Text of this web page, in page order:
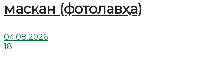
маскан (фотолавҳа)
04.08.2026
18